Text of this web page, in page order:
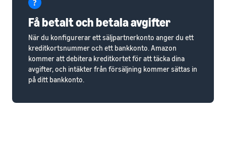
Få betalt och betala avgifter
När du konfigurerar ett säljpartnerkonto anger du ett
kreditkortsnummer och ett bankkonto. Amazon
kommer att debitera kreditkortet för att täcka dina
avgifter, och intäkter från försäljning kommer sättas in
på ditt bankkonto.